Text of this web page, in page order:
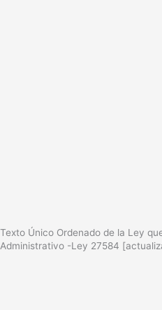
Texto Único Ordenado de la Ley
Administrativo -Ley 27584